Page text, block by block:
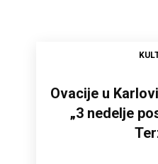
Ovacije u
„3 nedelje